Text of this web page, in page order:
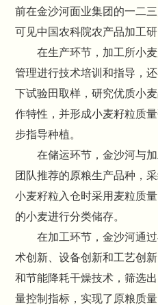
前在金沙河面业集团的一二
可见中国农科院农产品加工
在生产环节，加工所小
管理进行技术培训和指导，
下试验田取样，研究优质小
作特性，并形成小麦籽粒质
步指导种植。
在储运环节，金沙河与
团队推荐的原粮生产品种，
小麦籽粒入仓时采用麦粒质
的小麦进行分类储存。
在加工环节，金沙河通
术创新、设备创新和工艺创
和节能降耗干燥技术，筛选
量控制指标，实现了原粮质